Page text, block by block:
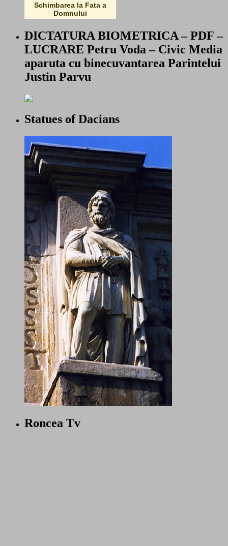
Schimbarea la Fata a
Domnului
DICTATURA BIOMETRICA – PDF –
LUCRARE Petru Voda – Civic Media
aparuta cu binecuvantarea Parintelui
Justin Parvu
Statues of Dacians
Roncea Tv